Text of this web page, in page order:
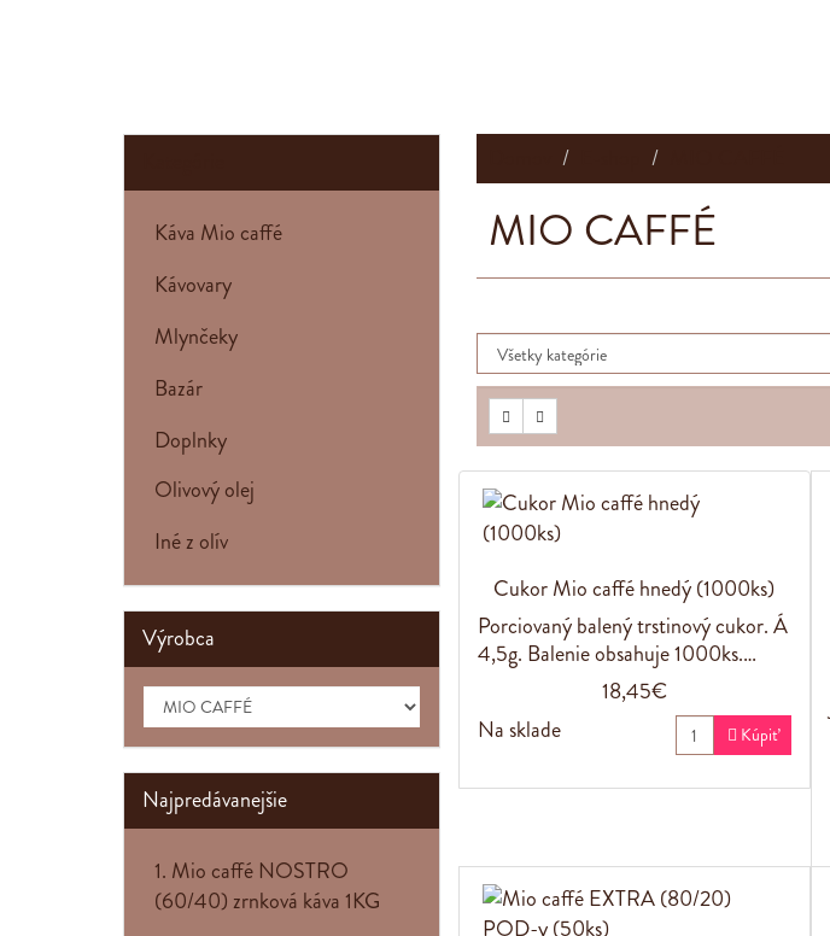
MIO CAFFÉ
Cukor Mio caffé hnedý (1000ks)
Porciovaný balený trstinový cukor. Á
4,5g. Balenie obsahuje 1000ks.…
18,45€
Na sklade
 Kúpiť
Káva Mio caffé
Kávovary
Mlynčeky
Bazár
Doplnky
Olivový olej
Iné z olív
Výrobca
Najpredávanejšie
1. Mio caffé NOSTRO
(60/40) zrnková káva 1KG